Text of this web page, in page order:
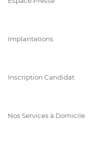
Implantations
Inscription Candidat
Nos Services à Domicile